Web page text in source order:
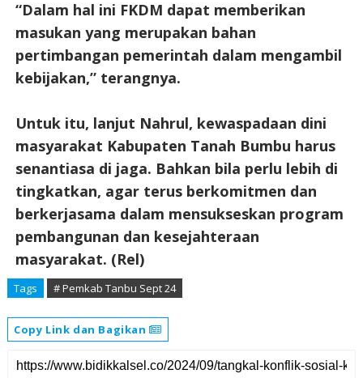
“Dalam hal ini FKDM dapat memberikan
masukan yang merupakan bahan
pertimbangan pemerintah dalam mengambil
kebijakan,” terangnya.
Untuk itu, lanjut Nahrul, kewaspadaan dini
masyarakat Kabupaten Tanah Bumbu harus
senantiasa di jaga. Bahkan bila perlu lebih di
tingkatkan, agar terus berkomitmen dan
berkerjasama dalam mensukseskan program
pembangunan dan kesejahteraan
masyarakat. (Rel)
Tags # Pemkab Tanbu Sept 24
Copy Link dan Bagikan